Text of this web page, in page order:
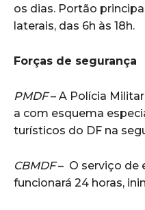
os dias. Portão
laterais, das 6h às 18h.
Forças de segurança
PMDF– A Polícia
a com esquema
turísticos do DF na
CBMDF– O serviço de
funcionará 24 horas,